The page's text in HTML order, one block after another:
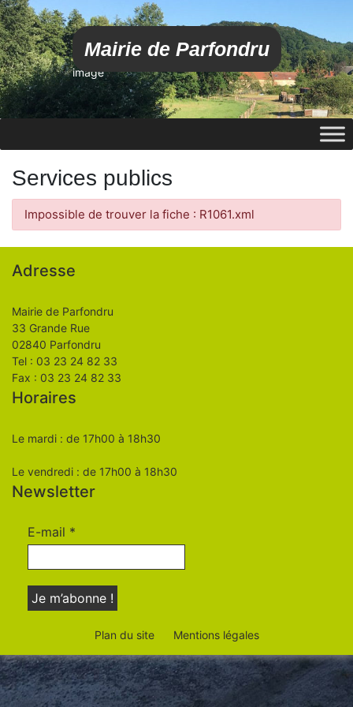
Mairie de Parfondru
image
Services publics
Impossible de trouver la fiche : R1061.xml
Adresse
Mairie de Parfondru
33 Grande Rue
02840 Parfondru
Tel : 03 23 24 82 33
Fax : 03 23 24 82 33
Horaires
Le mardi : de 17h00 à 18h30
Le vendredi : de 17h00 à 18h30
Newsletter
E-mail *
Plan du site Mentions légales